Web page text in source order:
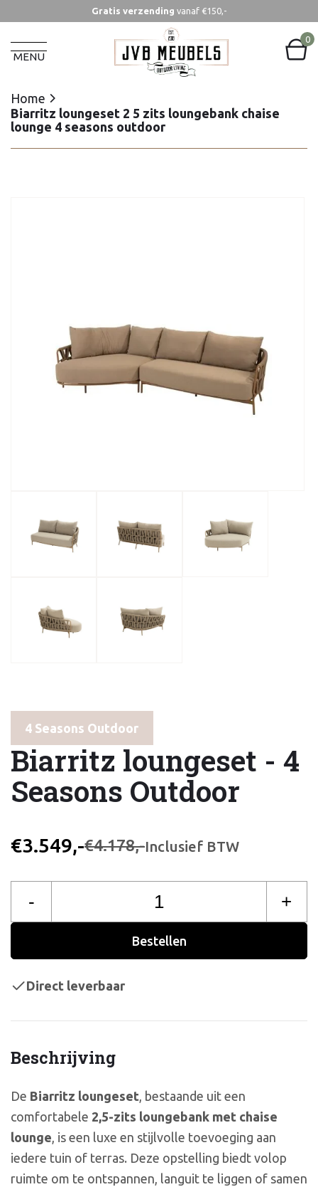
Gratis verzending vanaf €150,-
MENU
0
Home
Biarritz loungeset 2 5 zits loungebank chaise
lounge 4 seasons outdoor
Home
Biarritz loungeset 2 5 zits loungebank chaise
lounge 4 seasons outdoor
4 Seasons Outdoor
Biarritz loungeset - 4
Seasons Outdoor
€3.549,-€4.178,-Inclusief BTW
Beschrijving
De Biarritz loungeset, bestaande uit een
comfortabele 2,5-zits loungebank met chaise
lounge, is een luxe en stijlvolle toevoeging aan
iedere tuin of terras. Deze opstelling biedt volop
ruimte om te ontspannen, languit te liggen of samen
- +
Bestellen
Direct leverbaar